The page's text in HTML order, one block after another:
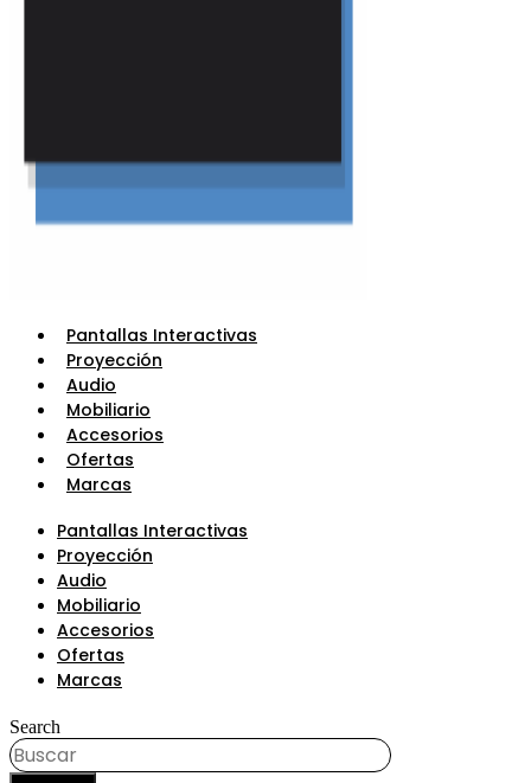
Pantallas Interactivas
Proyección
Audio
Mobiliario
Accesorios
Ofertas
Marcas
Pantallas Interactivas
Proyección
Audio
Mobiliario
Accesorios
Ofertas
Marcas
Search